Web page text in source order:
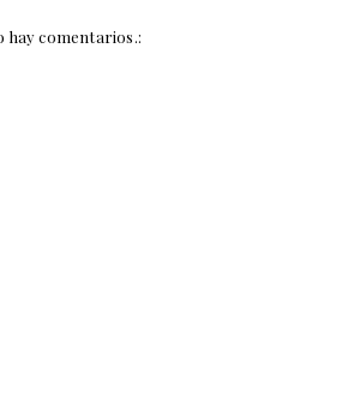
hay comentarios.: